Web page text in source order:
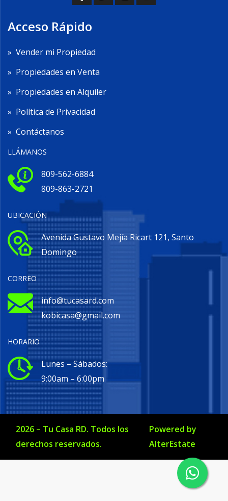
Acceso Rápido
» Vender mi Propiedad
» Propiedades en Venta
» Propiedades en Alquiler
» Política de Privacidad
» Contáctanos
LLÁMANOS
809-562-6884
809-863-2721
UBICACIÓN
Avenida Gustavo Mejía Ricart 121, Santo
Domingo
CORREO
info@tucasard.com
kobicasa@gmail.com
HORARIO
Lunes – Sábados:
9:00am – 6:00pm
2026 – Tu Casa RD. Todos los
derechos reservados.
Powered by
AlterEstate